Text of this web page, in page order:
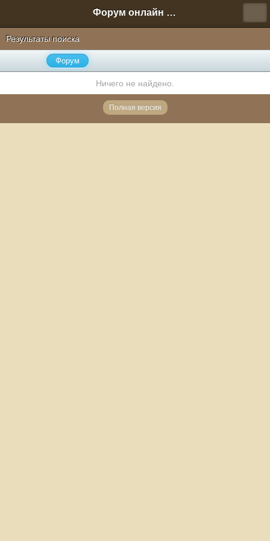
Форум онлайн игры "Новая Эра" (Нюра Биз)
Результаты поиска
Форум
Ничего не найдено.
Полная версия